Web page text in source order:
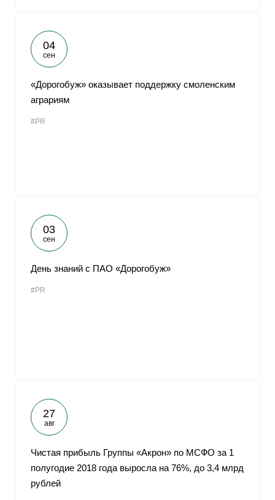
04
сен
«Дорогобуж» оказывает поддержку смоленским
аграриям
#PR
03
сен
День знаний с ПАО «Дорогобуж»
#PR
27
авг
Чистая прибыль Группы «Акрон» по МСФО за 1
полугодие 2018 года выросла на 76%, до 3,4 млрд
рублей